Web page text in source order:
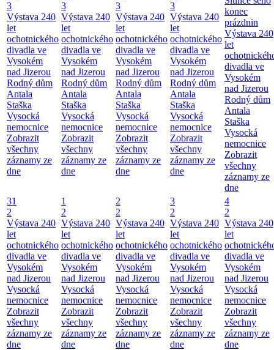
3
Výstava 240
let
ochotnického
divadla ve
Vysokém
nad Jizerou
Rodný dům
Antala
Staška
Vysocká
nemocnice
Zobrazit
všechny
záznamy ze
dne
3
Výstava 240
let
ochotnického
divadla ve
Vysokém
nad Jizerou
Rodný dům
Antala
Staška
Vysocká
nemocnice
Zobrazit
všechny
záznamy ze
dne
3
Výstava 240
let
ochotnického
divadla ve
Vysokém
nad Jizerou
Rodný dům
Antala
Staška
Vysocká
nemocnice
Zobrazit
všechny
záznamy ze
dne
3
Výstava 240
let
ochotnického
divadla ve
Vysokém
nad Jizerou
Rodný dům
Antala
Staška
Vysocká
nemocnice
Zobrazit
všechny
záznamy ze
dne
konec
prázdnin
Výstava 240
let
divadla ve
Vysokém
nad Jizerou
Rodný dům
Antala
Staška
Vysocká
nemocnice
Zobrazit
všechny
záznamy ze
dne
31
2
Výstava 240
let
ochotnického
divadla ve
Vysokém
nad Jizerou
Vysocká
nemocnice
Zobrazit
všechny
záznamy ze
dne
1
2
Výstava 240
let
ochotnického
divadla ve
Vysokém
nad Jizerou
Vysocká
nemocnice
Zobrazit
všechny
záznamy ze
dne
2
2
Výstava 240
let
ochotnického
divadla ve
Vysokém
nad Jizerou
Vysocká
nemocnice
Zobrazit
všechny
záznamy ze
dne
3
2
Výstava 240
let
ochotnického
divadla ve
Vysokém
nad Jizerou
Vysocká
nemocnice
Zobrazit
všechny
záznamy ze
dne
4
2
Výstava 240
let
divadla ve
Vysokém
nad Jizerou
Vysocká
nemocnice
Zobrazit
všechny
záznamy ze
dne